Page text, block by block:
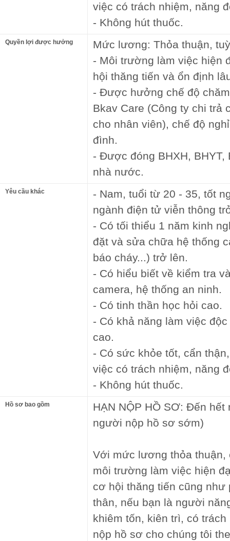
việc có trách nhiệm, năng
- Không hút thuốc.
Quyền lợi được hưởng
Mức lương: Thỏa thuận,
- Môi trường làm việc hiện
hội thăng tiến và ổn định
- Được hưởng chế độ
Bkav Care (Công ty chi trả
cho nhân viên), chế độ
đình.
- Được đóng BHXH, BHYT,
nhà nước.
Yêu cầu khác
- Nam, tuổi từ 20 - 35, tốt
ngành điện tử viễn thông
- Có tối thiểu 1 năm kinh
đặt và sửa chữa hệ thống
báo cháy...) trở lên.
- Có hiểu biết về kiểm tra
camera, hệ thống an ninh.
- Có tinh thần học hỏi cao.
- Có khả năng làm việc
cao.
- Có sức khỏe tốt, cẩn
việc có trách nhiệm, năng
- Không hút thuốc.
Hồ sơ bao gồm
HẠN NỘP HỒ SƠ: Đến
người nộp hồ sơ sớm)
Với mức lương thỏa thuận,
môi trường làm việc hiện
cơ hội thăng tiến cũng như
thân, nếu bạn là người
khiêm tốn, kiên trì, có
nộp hồ sơ cho chúng tôi